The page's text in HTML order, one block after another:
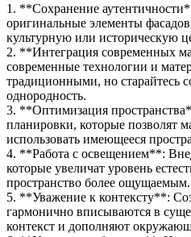
1. **Сохранение
оригинальные элементы
культурную или историческую
2. **Интеграция современных
современные технологии и
традиционными, но старайтесь
однородность.
3. **Оптимизация
планировки, которые позволят
использовать имеющееся
4. **Работа с освещением**:
которые увеличат уровень
пространство более ощущаемым.
5. **Уважение к контексту**:
гармонично вписываются в
контекст и дополняют